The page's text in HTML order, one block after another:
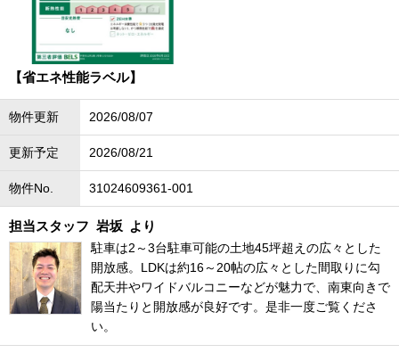
【省エネ性能ラベル】
物件更新 2026/08/07
更新予定 2026/08/21
物件No. 31024609361-001
担当スタッフ 岩坂 より
駐車は2～3台駐車可能の土地45坪超えの広々とした
開放感。LDKは約16～20帖の広々とした間取りに勾
配天井やワイドバルコニーなどが魅力で、南東向きで
陽当たりと開放感が良好です。是非一度ご覧くださ
い。